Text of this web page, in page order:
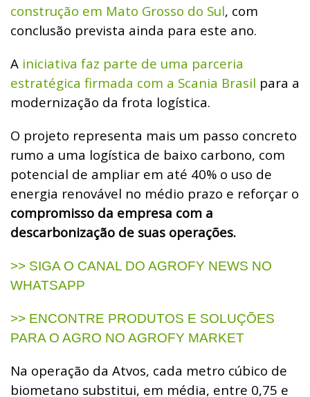
construção em Mato Grosso do Sul, com
conclusão prevista ainda para este ano.
A iniciativa faz parte de uma parceria
estratégica firmada com a Scania Brasil para a
modernização da frota logística.
O projeto representa mais um passo concreto
rumo a uma logística de baixo carbono, com
potencial de ampliar em até 40% o uso de
energia renovável no médio prazo e reforçar o
compromisso da empresa com a
descarbonização de suas operações.
>> SIGA O CANAL DO AGROFY NEWS NO
WHATSAPP
>> ENCONTRE PRODUTOS E SOLUÇÕES
PARA O AGRO NO AGROFY MARKET
Na operação da Atvos, cada metro cúbico de
biometano substitui, em média, entre 0,75 e